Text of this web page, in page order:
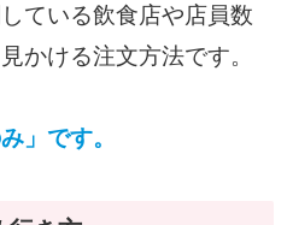
ている飲食店や店員数
かける注文方法です。
」です。